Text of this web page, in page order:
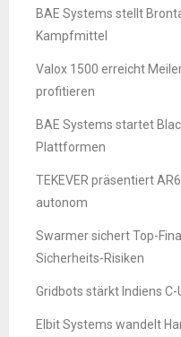
BAE Systems stellt
Kampfmittel
Valox 1500 erreicht
profitieren
BAE Systems startet
Plattformen
TEKEVER präsentiert
autonom
Swarmer sichert Top-
Sicherheits-Risiken
Gridbots stärkt Indiens
Elbit Systems wandelt